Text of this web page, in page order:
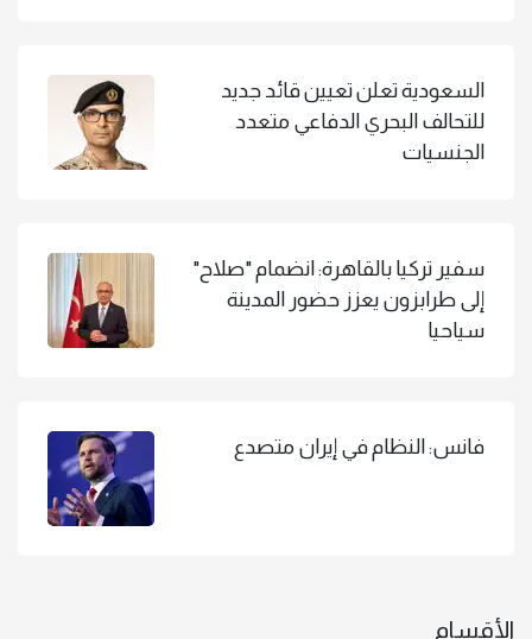
السعودية تعلن تعيين قائد جديد
للتحالف البحري الدفاعي متعدد
الجنسيات
سفير تركيا بالقاهرة: انضمام "صلاح"
إلى طرابزون يعزز حضور المدينة
سياحيا
فانس: النظام في إيران متصدع
الأقسام